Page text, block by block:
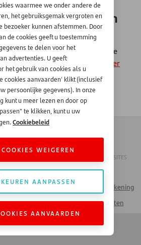
verbonden aan
om al dan niet een verzekering te
van een kredietopening.
Klik hier
het Santander
ANDERE SANTANDER SITES
Handelaar
Naar Mijn Rekening
Spaarproducten
waarmee we onder andere de
het gebruiksgemak vergroten en
bezoeker kunnen afstemmen. Door
de cookies geeft u toestemming
te delen voor het
advertenties. U geeft
het gebruik van cookies als u
cookies aanvaarden' klikt (inclusief
persoonlijke gegevens). In onze
kunt u meer lezen en door op
te klikken, kunt u uw
Cookiebeleid
WEIGEREN
AANPASSEN
AANVAARDEN